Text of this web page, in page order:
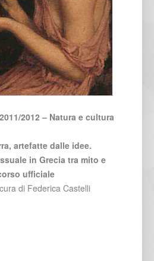
2012 – Natura e cultura
artefatte dalle idee.
in Grecia tra mito e
ufficiale
di Federica Castelli